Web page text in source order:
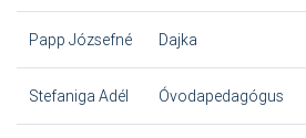
Papp Józsefné Dajka
Stefaniga Adél Óvodapedagógus